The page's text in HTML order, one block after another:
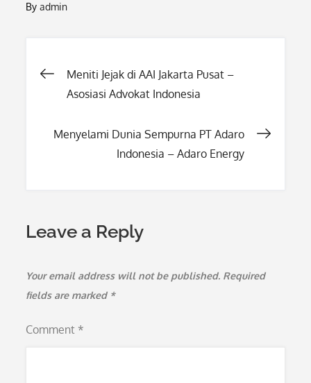
Byadmin
Post
Meniti Jejak di AAI Jakarta Pusat –
Asosiasi Advokat Indonesia
Menyelami Dunia Sempurna PT Adaro
Indonesia – Adaro Energy
Leave a Reply
Your email address will not be published. Required
fields are marked *
Comment *